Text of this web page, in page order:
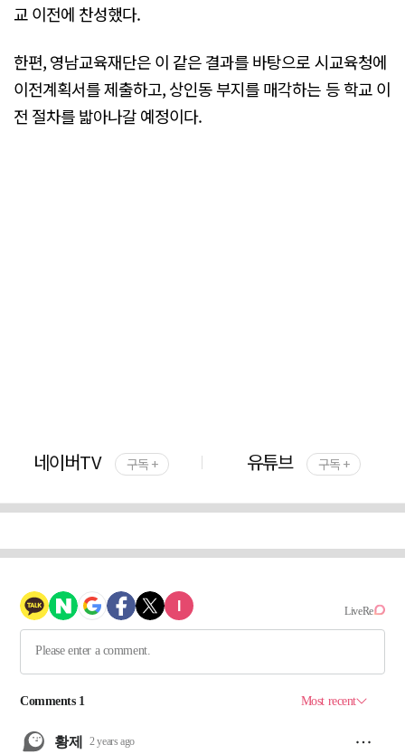
교 이전에 찬성했다.
한편, 영남교육재단은 이 같은 결과를 바탕으로 시교육청에
이전계획서를 제출하고, 상인동 부지를 매각하는 등 학교 이
전 절차를 밟아나갈 예정이다.
네이버TV 구독 + 유튜브 구독 +